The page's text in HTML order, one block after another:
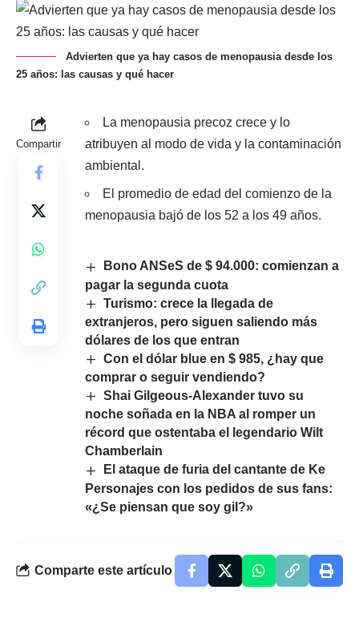
Advierten que ya hay casos de menopausia desde los
25 años: las causas y qué hacer
Compartir
La menopausia precoz crece y lo
atribuyen al modo de vida y la contaminación
ambiental.
El promedio de edad del comienzo de la
menopausia bajó de los 52 a los 49 años.
Bono ANSeS de $ 94.000: comienzan a
pagar la segunda cuota
Turismo: crece la llegada de
extranjeros, pero siguen saliendo más
dólares de los que entran
Con el dólar blue en $ 985, ¿hay que
comprar o seguir vendiendo?
Shai Gilgeous-Alexander tuvo su
noche soñada en la NBA al romper un
récord que ostentaba el legendario Wilt
Chamberlain
El ataque de furia del cantante de Ke
Personajes con los pedidos de sus fans:
«¿Se piensan que soy gil?»
Comparte este artículo